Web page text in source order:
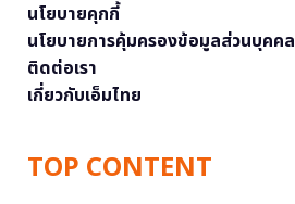
นโยบายคุกกี้
นโยบายการคุ้มครองข้อมูลส่วนบุคคล
ติดต่อเรา
เกี่ยวกับเอ็มไทย
TOP CONTENT